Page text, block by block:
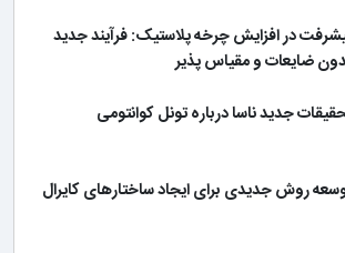
در افزایش چرخه پلاستیک: فرآیند جدید
ضایعات و مقیاس پذیر
جدید ناسا درباره تونل کوانتومی
روش جدیدی برای ایجاد ساختارهای کایرال